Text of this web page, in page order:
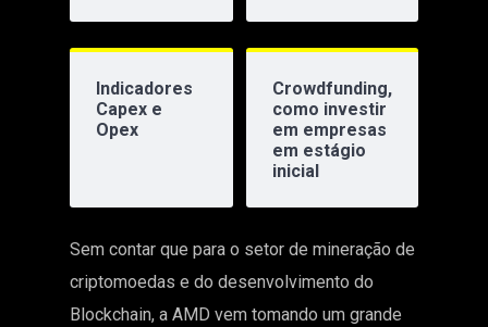
Indicadores
Capex e
Opex
Crowdfunding,
como investir
em empresas
em estágio
inicial
Sem contar que para o setor de mineração de
criptomoedas e do desenvolvimento do
Blockchain, a AMD vem tomando um grande